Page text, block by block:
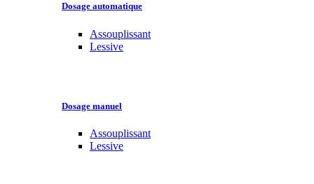
Dosage automatique
Assouplissant
Lessive
Dosage manuel
Assouplissant
Lessive